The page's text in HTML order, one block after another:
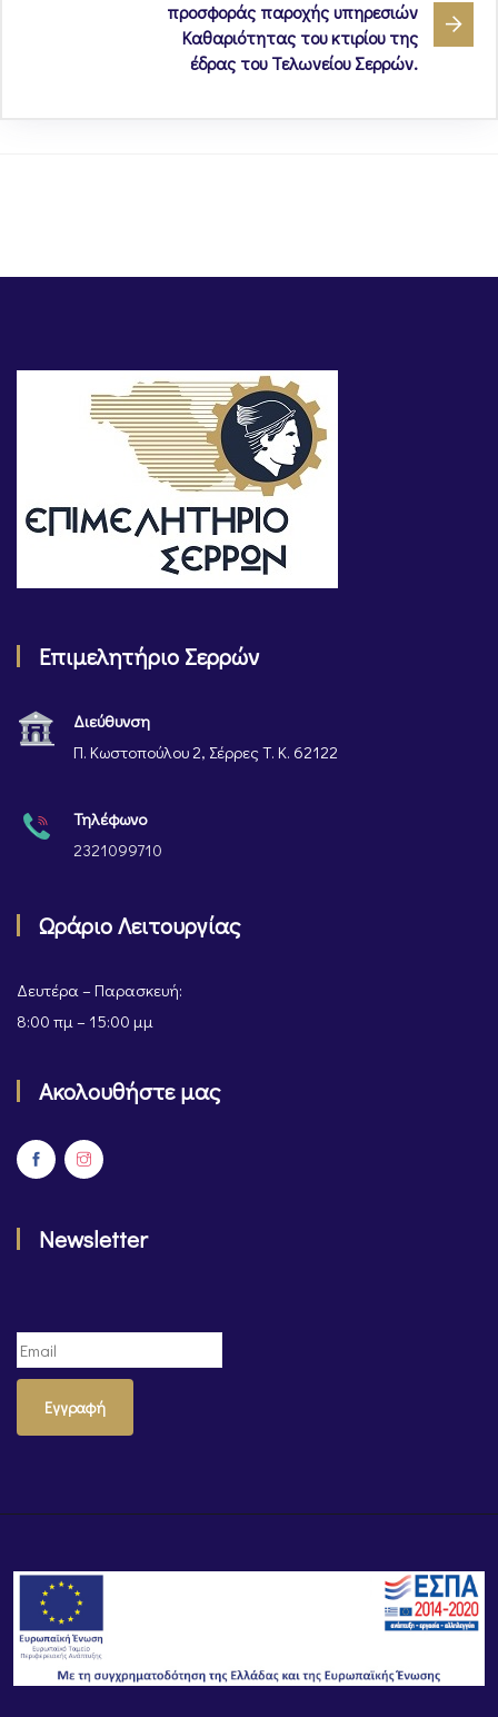
προσφοράς παροχής υπηρεσιών
Καθαριότητας του κτιρίου της
έδρας του Τελωνείου Σερρών.
Επιμελητήριο Σερρών
Διεύθυνση
Π. Κωστοπούλου 2, Σέρρες Τ. Κ. 62122
Τηλέφωνο
2321099710
Ωράριο Λειτουργίας
Δευτέρα – Παρασκευή:
8:00 πμ – 15:00 μμ
Ακολουθήστε μας
Newsletter
Εγγραφή